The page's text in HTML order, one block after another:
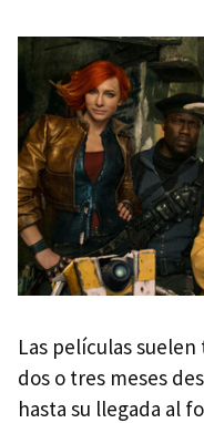
Las películas
dos o tres meses
hasta su llegada al